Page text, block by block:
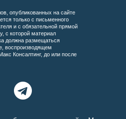
опубликованных на сайте
только с письменного
и с обязательной прямой
с которой материал
должна размещаться
воспроизводящем
Консалтинг, до или после